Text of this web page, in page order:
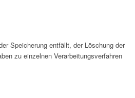
Speicherung entfällt, der Löschung der
zu einzelnen Verarbeitungsverfahren